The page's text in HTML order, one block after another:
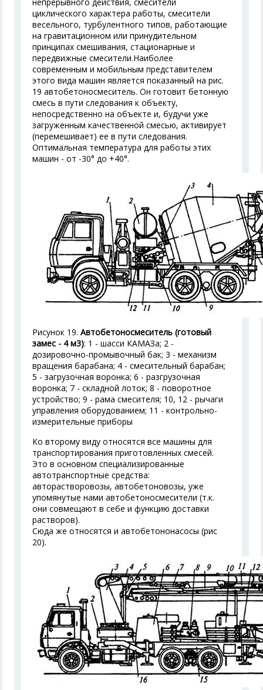
циклического характера работы, смесители
весельного, турбулентного типов, работающие
на гравитационном или принудительном
принципах смешивания, стационарные и
передвижные смесители.Наиболее
современным и мобильным представителем
этого вида машин является показанный на рис.
19 автобетоносмеситель. Он готовит бетонную
смесь в пути следования к объекту,
непосредственно на объекте и, будучи уже
загруженным качественной смесью, активирует
(перемешивает) ее в пути следования.
Оптимальная температура для работы этих
машин - от -30° до +40°.
Рисунок 19.Автобетоносмеситель (готовый
замес - 4 м3): 1 - шасси КАМАЗа; 2 -
дозировочно-промывочный бак; 3 - механизм
вращения барабана; 4 - смесительный барабан;
5 - загрузочная воронка; 6 - разгрузочная
воронка; 7 - складной лоток; 8 - поворотное
устройство; 9 - рама смесителя; 10, 12 - рычаги
управления оборудованием; 11 - контрольно-
измерительные приборы
Ко второму виду относятся все машины для
транспортирования приготовленных смесей.
Это в основном специализированные
автотранспортные средства:
авторастворовозы, автобетоновозы, уже
упомянутые нами автобетоносмесители (т.к.
они совмещают в себе и функцию доставки
растворов).
Сюда же относятся и автобетононасосы (рис
20).